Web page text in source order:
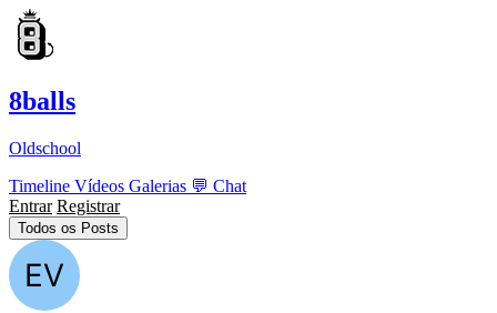
8balls
Oldschool
Timeline Vídeos Galerias 💬 Chat
Entrar Registrar
Todos os Posts